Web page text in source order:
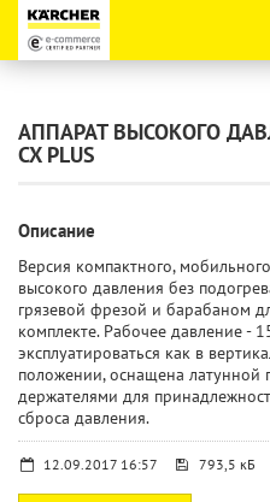
АППАРАТ ВЫСОКОГО
CX PLUS
Описание
Версия компактного,
высокого давления без
грязевой фрезой и барабаном
комплекте. Рабочее давление -
эксплуатироваться как в
положении, оснащена латунной
держателями для
сброса давления.
12.09.2017 16:57 793,5 кБ